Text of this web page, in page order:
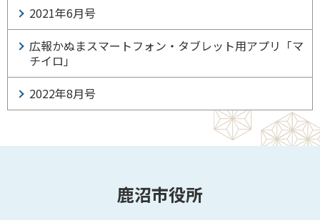
2021年6月号
広報かぬまスマートフォン・タブレット用アプリ「マ
チイロ」
2022年8月号
鹿沼市役所